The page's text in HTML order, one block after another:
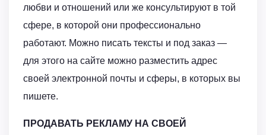
любви и отношений или же консультируют в той
сфере, в которой они профессионально
работают. Можно писать тексты и под заказ —
для этого на сайте можно разместить адрес
своей электронной почты и сферы, в которых вы
пишете.
ПРОДАВАТЬ РЕКЛАМУ НА СВОЕЙ